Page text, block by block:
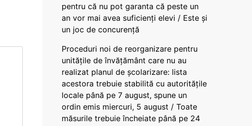
pentru că nu pot garanta că peste un
an vor mai avea suficienți elevi / Este și
un joc de concurență
Proceduri noi de reorganizare pentru
unitățile de învățământ care nu au
realizat planul de școlarizare: lista
acestora trebuie stabilită cu autoritățile
locale până pe 7 august, spune un
ordin emis miercuri, 5 august / Toate
măsurile trebuie încheiate până pe 24